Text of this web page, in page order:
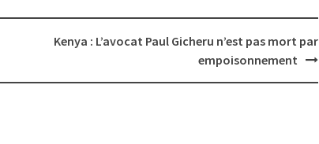
Kenya : L’avocat Paul Gicheru n’est pas mort par
empoisonnement